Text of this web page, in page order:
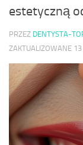
estetyczną
PRZEZ DENTYSTA-
ZAKTUALIZOWANE